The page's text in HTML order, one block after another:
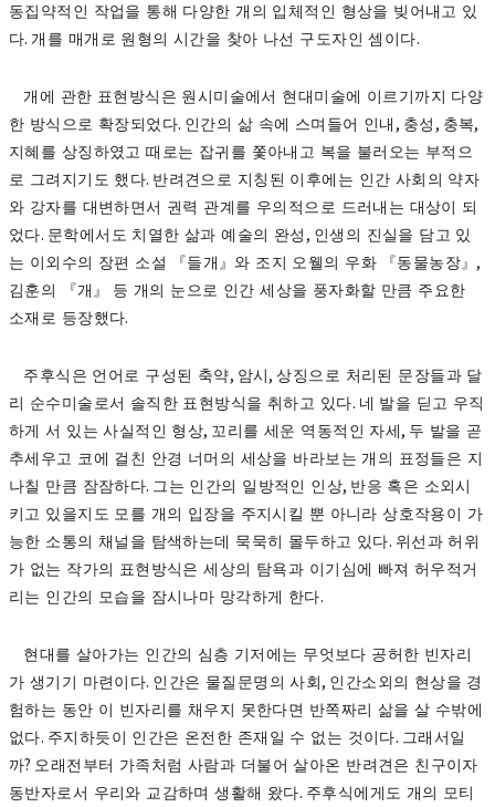
동집약적인 작업을 통해 다양한 개의 입체적인 형상을 빚어내고 있
다.개를 매개로 원형의 시간을 찾아 나선 구도자인 셈이다.
개에 관한 표현방식은 원시미술에서 현대미술에 이르기까지 다양
한 방식으로 확장되었다. 인간의 삶 속에 스며들어 인내 , 충성 , 충복,
지혜를 상징하였고 때로는 잡귀를 쫓아내고 복을 불러오는 부적으
로 그려지기도 했다. 반려견으로 지칭된 이후에는 인간 사회의 약자
와 강자를 대변하면서 권력 관계를 우의적으로 드러내는 대상이 되
었다. 문학에서도 치열한 삶과 예술의 완성 , 인생의 진실을 담고 있
는 이외수의 장편 소설
『 들개 』와 조지 오웰의 우화 『 동물농장』 ,
김훈의 『개 』 등 개의 눈으로 인간 세상을 풍자화할 만큼 주요한
소재로 등장했다.
주후식은 언어로 구성된 축약, 암시 ,상징으로 처리된 문장들과 달
리 순수미술로서 솔직한 표현방식을 취하고 있다. 네 발을 딛고 우직
하게 서 있는 사실적인 형상, 꼬리를 세운 역동적인 자세 , 두 발을 곧
추세우고 코에 걸친 안경 너머의 세상을 바라보는 개의 표정들은 지
나칠 만큼 잠잠하다. 그는 인간의 일방적인 인상, 반응 혹은 소외시
키고 있을지도 모를 개의 입장을 주지시킬 뿐 아니라 상호작용이 가
능한 소통의 채널을 탐색하는데 묵묵히 몰두하고 있다. 위선과 허위
가 없는 작가의 표현방식은 세상의 탐욕과 이기심에 빠져 허우적거
리는 인간의 모습을 잠시나마 망각하게 한다.
현대를 살아가는 인간의 심층 기저에는 무엇보다 공허한 빈자리
가 생기기 마련이다. 인간은 물질문명의 사회 , 인간소외의 현상을 경
험하는 동안 이 빈자리를 채우지 못한다면 반쪽짜리 삶을 살 수밖에
없다. 주지하듯이 인간은 온전한 존재일 수 없는 것이다. 그래서일
까? 오래전부터 가족처럼 사람과 더불어 살아온 반려견은 친구이자
동반자로서 우리와 교감하며 생활해 왔다. 주후식에게도 개의 모티